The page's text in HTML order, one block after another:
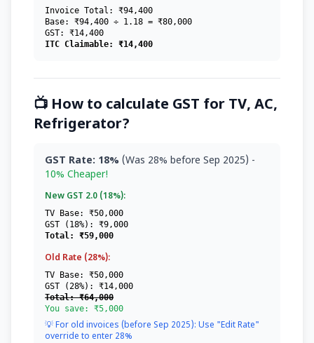
Invoice Total: ₹94,400
Base: ₹94,400 ÷ 1.18 = ₹80,000
GST: ₹14,400
ITC Claimable: ₹14,400
📺 How to calculate GST for TV, AC,
Refrigerator?
GST Rate: 18% (Was 28% before Sep 2025) -
10% Cheaper!
New GST 2.0 (18%):
TV Base: ₹50,000
GST (18%): ₹9,000
Total: ₹59,000
Old Rate (28%):
TV Base: ₹50,000
GST (28%): ₹14,000
Total: ₹64,000
You save: ₹5,000
💡 For old invoices (before Sep 2025): Use "Edit Rate"
override to enter 28%